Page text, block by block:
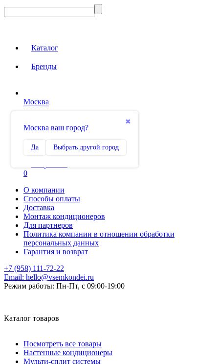
Каталог
Бренды
Москва
✖
Москва ваш город?
Да Выбрать другой город
Сравнение
0
О компании
Способы оплаты
Доставка
Монтаж кондиционеров
Для партнеров
Политика компании в отношении обработки
персональных данных
Гарантия и возврат
+7 (958) 111-72-22
Email: hello@vsemkondei.ru
Режим работы: Пн-Пт, с 09:00-19:00
Каталог товаров
Посмотреть все товары
Настенные кондиционеры
Мульти-сплит системы